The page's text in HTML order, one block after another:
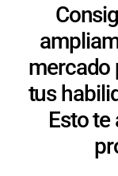
mercado
tus
Esto